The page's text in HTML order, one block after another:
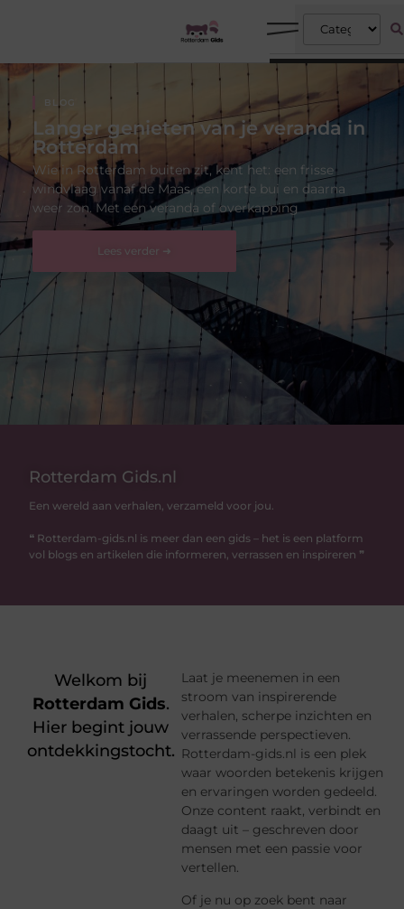
BLOG
Langer genieten van je veranda in
Rotterdam
Wie in Rotterdam buiten zit, kent het: een frisse
windvlaag vanaf de Maas, een korte bui en daarna
weer zon. Met een veranda of overkapping
Lees verder ➜
Rotterdam Gids.nl
Een wereld aan verhalen, verzameld voor jou.
❝ Rotterdam-gids.nl is meer dan een gids – het is een platform
vol blogs en artikelen die informeren, verrassen en inspireren ❞
Welkom bij
Rotterdam Gids.
Hier begint jouw
ontdekkingstocht.
Laat je meenemen in een
stroom van inspirerende
verhalen, scherpe inzichten en
verrassende perspectieven.
Rotterdam-gids.nl is een plek
waar woorden betekenis krijgen
en ervaringen worden gedeeld.
Onze content raakt, verbindt en
daagt uit – geschreven door
mensen met een passie voor
vertellen.
Of je nu op zoek bent naar